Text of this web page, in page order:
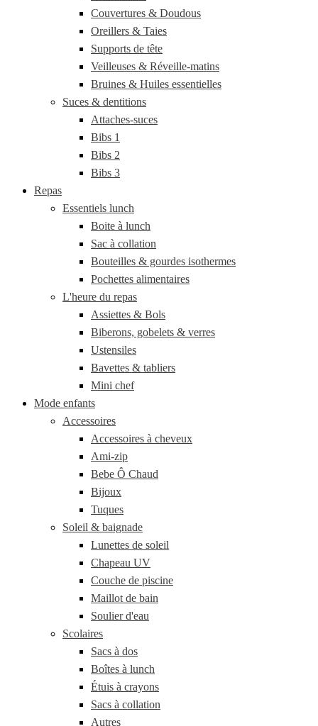
Couvertures & Doudous
Oreillers & Taies
Supports de tête
Veilleuses & Réveille-matins
Bruines & Huiles essentielles
Suces & dentitions
Attaches-suces
Bibs 1
Bibs 2
Bibs 3
Repas
Essentiels lunch
Boite à lunch
Sac à collation
Bouteilles & gourdes isothermes
Pochettes alimentaires
L'heure du repas
Assiettes & Bols
Biberons, gobelets & verres
Ustensiles
Bavettes & tabliers
Mini chef
Mode enfants
Accessoires
Accessoires à cheveux
Ami-zip
Bebe Ô Chaud
Bijoux
Tuques
Soleil & baignade
Lunettes de soleil
Chapeau UV
Couche de piscine
Maillot de bain
Soulier d'eau
Scolaires
Sacs à dos
Boîtes à lunch
Étuis à crayons
Sacs à collation
Autres